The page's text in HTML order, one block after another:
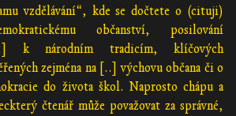
vzdělávání“, kde se dočtete o (cituji)
občanství, posilování
k národním tradicím, klíčových
zejména na [..] výchovu občana či o
do života škol. Naprosto chápu a
čtenář může považovat za správné,